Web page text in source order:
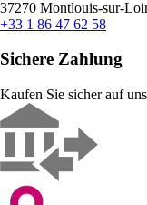
37270 Montlouis-sur-
+33 1 86 47 62 58
Sichere Zahlung
Kaufen Sie sicher auf